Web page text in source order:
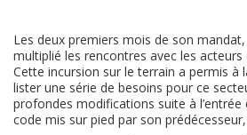
Les deux premiers mois de son
multiplié les rencontres avec les acteurs
Cette incursion sur le terrain a permis à
lister une série de besoins pour ce
profondes modifications suite à
code mis sur pied par son